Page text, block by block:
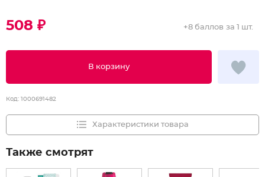
508 ₽
В корзину
+8 баллов за 1 шт.
Код: 1000691482
Характеристики товара
Также смотрят